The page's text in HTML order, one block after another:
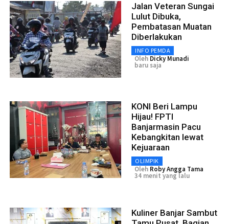
Jalan Veteran Sungai
Lulut Dibuka,
Pembatasan Muatan
Diberlakukan
INFO PEMDA
Oleh Dicky Munadi
baru saja
KONI Beri Lampu
Hijau! FPTI
Banjarmasin Pacu
Kebangkitan lewat
Kejuaraan
OLIMPIK
Oleh Roby Angga Tama
34 menit yang lalu
Kuliner Banjar Sambut